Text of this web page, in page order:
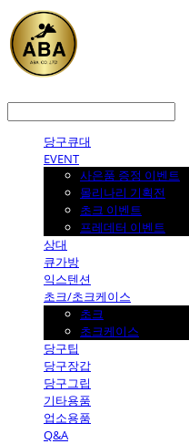
당구큐대
EVENT
사은품 증정 이벤트
몰리나리 기획전
초크 이벤트
프레데터 이벤트
상대
큐가방
익스텐션
초크/초크케이스
초크
초크케이스
당구팁
당구장갑
당구그립
기타용품
업소용품
Q&A